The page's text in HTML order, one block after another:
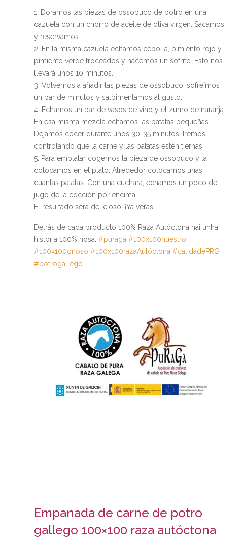
Doramos las piezas de ossobuco de potro en una
cazuela con un chorro de aceite de oliva virgen. Sacamos
y reservamos.
En la misma cazuela echamos cebolla, pimiento rojo y
pimiento verde troceados y hacemos un sofrito. Esto nos
llevará unos 10 minutos.
Volvemos a añadir las piezas de ossobuco, sofreímos
un par de minutos y salpimentamos al gusto.
Echamos un par de vasos de vino y el zumo de naranja.
En esa misma mezcla echamos las patatas pequeñas.
Dejamos cocer durante unos 30-35 minutos. Iremos
controlando que la carne y las patatas estén tiernas.
Para emplatar cogemos la pieza de ossobuco y la
colocamos en el plato. Alrededor colocamos unas
cuantas patatas. Con una cuchara, echamos un poco del
jugo de la cocción por encima.
El resultado será delicioso. ¡Ya verás!
Detrás de cada producto 100% Raza Autóctona hai unha
historia 100% nosa.#puraga #100x100nuestro
#100x100onoso #100x100razaAutóctona #calidadePRG
#potrogallego
Empanada de carne de potro
gallego 100×100 raza autóctona